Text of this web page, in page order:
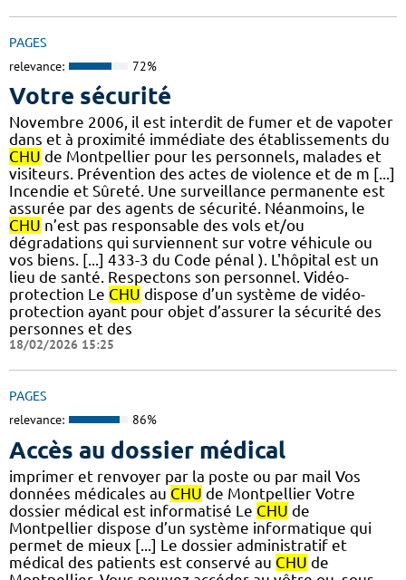
PAGES
relevance: 72%
Votre sécurité
Novembre 2006, il est interdit de fumer et de vapoter
dans et à proximité immédiate des établissements du
CHU de Montpellier pour les personnels, malades et
visiteurs. Prévention des actes de violence et de m [...]
Incendie et Sûreté. Une surveillance permanente est
assurée par des agents de sécurité. Néanmoins, le
CHU n’est pas responsable des vols et/ou
dégradations qui surviennent sur votre véhicule ou
vos biens. [...] 433-3 du Code pénal ). L'hôpital est un
lieu de santé. Respectons son personnel. Vidéo-
protection Le CHU dispose d’un système de vidéo-
protection ayant pour objet d’assurer la sécurité des
personnes et des
18/02/2026 15:25
PAGES
relevance: 86%
Accès au dossier médical
imprimer et renvoyer par la poste ou par mail Vos
données médicales au CHU de Montpellier Votre
dossier médical est informatisé Le CHU de
Montpellier dispose d’un système informatique qui
permet de mieux [...] Le dossier administratif et
médical des patients est conservé au CHU de